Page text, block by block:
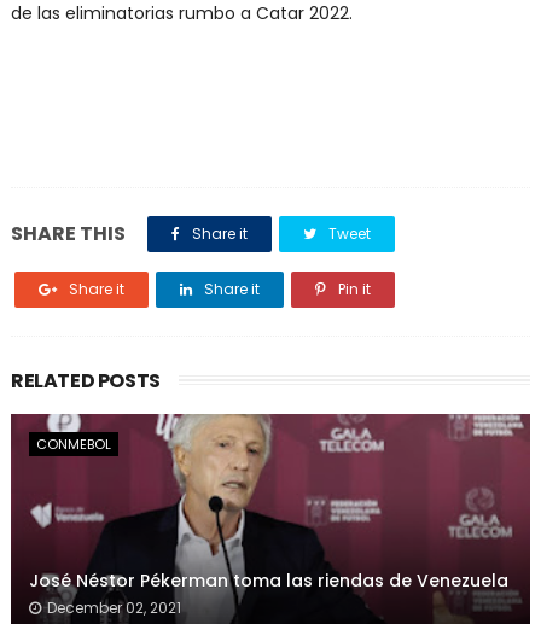
de las eliminatorias rumbo a Catar 2022.
SHARE THIS Share it Tweet
Share it Share it Pin it
RELATED POSTS
CONMEBOL
José Néstor Pékerman toma las riendas de Venezuela
December 02, 2021